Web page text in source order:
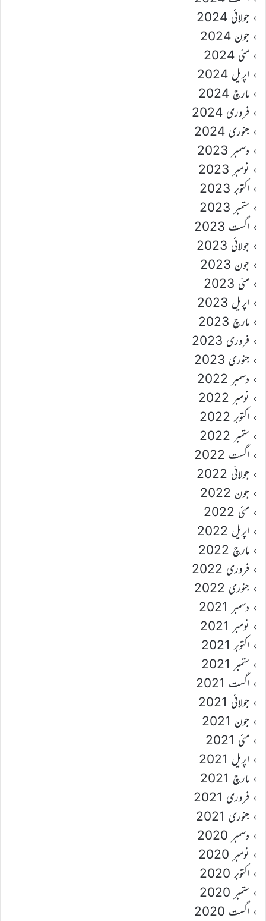
جولائی 2024
جون 2024
مئی 2024
اپریل 2024
مارچ 2024
فروری 2024
جنوری 2024
دسمبر 2023
نومبر 2023
اکتوبر 2023
ستمبر 2023
اگست 2023
جولائی 2023
جون 2023
مئی 2023
اپریل 2023
مارچ 2023
فروری 2023
جنوری 2023
دسمبر 2022
نومبر 2022
اکتوبر 2022
ستمبر 2022
اگست 2022
جولائی 2022
جون 2022
مئی 2022
اپریل 2022
مارچ 2022
فروری 2022
جنوری 2022
دسمبر 2021
نومبر 2021
اکتوبر 2021
ستمبر 2021
اگست 2021
جولائی 2021
جون 2021
مئی 2021
اپریل 2021
مارچ 2021
فروری 2021
جنوری 2021
دسمبر 2020
نومبر 2020
اکتوبر 2020
ستمبر 2020
اگست 2020